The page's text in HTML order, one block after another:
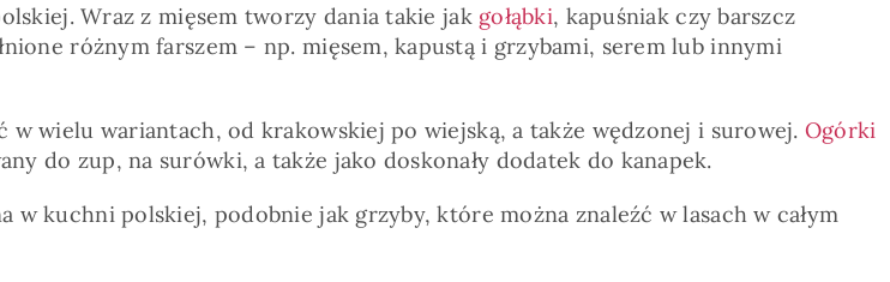
Wraz z mięsem tworzy dania takie jak gołąbki, kapuśniak czy barszcz
różnym farszem – np. mięsem, kapustą i grzybami, serem lub innymi
wielu wariantach, od krakowskiej po wiejską, a także wędzonej i surowej. Ogórki
do zup, na surówki, a także jako doskonały dodatek do kanapek.
kuchni polskiej, podobnie jak grzyby, które można znaleźć w lasach w całym